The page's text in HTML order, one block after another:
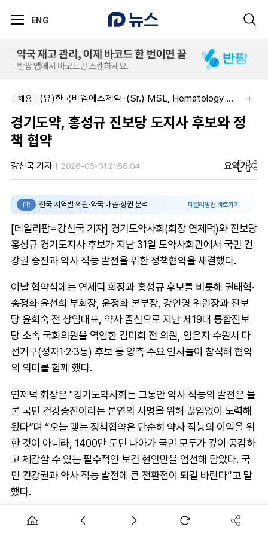
ENG
채용 (유)한국비엠에스제약-(Sr.) MSL, Hematology (Permanent)
경기도약, 홍성규 진보당 도지사 후보와 정
책 협약
강신국 기자 2026-06-01 21:56:04 요약가
PR 전국 지역별 의원·약국 매출·상권 분석 데일리팜맵 바로가기
[데일리팜=강신국 기자] 경기도약사회(회장 연제덕)와 진보당
홍성규 경기도지사 후보가 지난 31일 도약사회관에서 국민 건
강권 증진과 약사 직능 발전을 위한 정책협약을 체결했다.
이날 협약식에는 연제덕 회장과 홍성규 후보를 비롯해 권태혁·
송정화·윤선희 부회장, 윤정화 본부장, 강인영 위원장과 진보
당 윤희숙 전 상임대표, 약사 출신으로 지난 제19대 통합진보
당 소속 국회의원을 역임한 김미희 전 의원, 임은지 수원시 다
선거구(정자1·2·3동) 후보 등 양측 주요 인사들이 참석해 협약
의 의미를 함께 했다.
연제덕 회장은 "경기도약사회는 그동안 약사 직능의 발전은 물
론 국민 건강증진이라는 본연의 사명을 위해 끊임없이 노력해
왔다”며 “오늘 맺는 정책협약은 단순히 약사 직능의 이익을 위
한 것이 아니라, 1400만 도민 나아가 국민 모두가 깊이 공감하
고 체감할 수 있는 필수적인 보건 현안만을 엄선해 담았다. 국
민 건강권과 약사 직능 발전에 큰 전환점이 되길 바란다“고 말
했다.